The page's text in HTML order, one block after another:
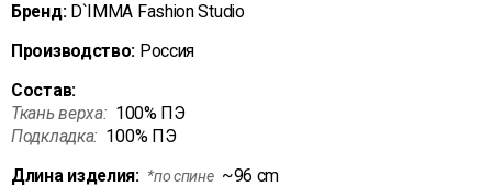
Бренд: D`IMMA Fashion Studio
Производство: Россия
Состав:
Ткань верха: 100% ПЭ
Подкладка: 100% ПЭ
Длина изделия: *по спине ~96 cm